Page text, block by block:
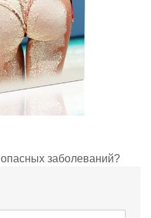
заболеваний?